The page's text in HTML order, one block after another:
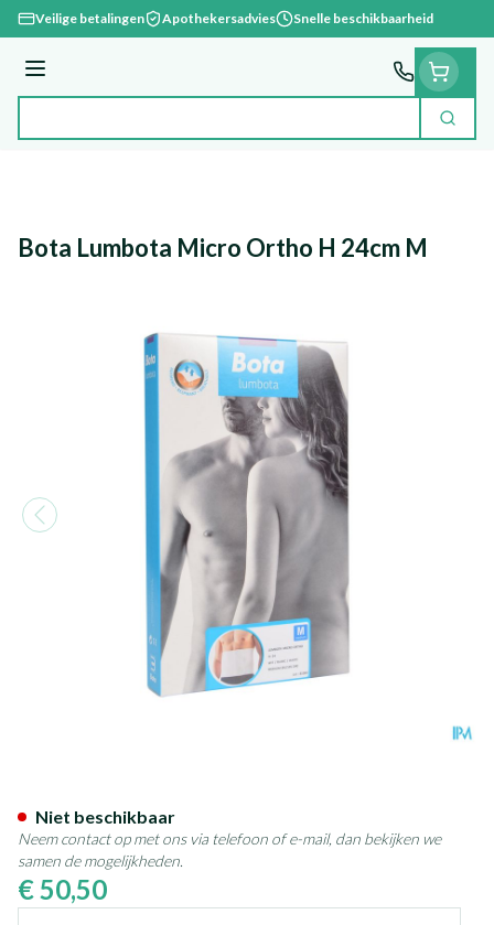
Ga naar de inhoud
Veilige betalingen Apothekersadvies Snelle beschikbaarheid
Menu
Zoek
Bota Lumbota Micro Ortho H 24cm M
€ 50,50
Niet beschikbaar
Neem contact op met ons via telefoon of e-mail, dan bekijken we
samen de mogelijkheden.